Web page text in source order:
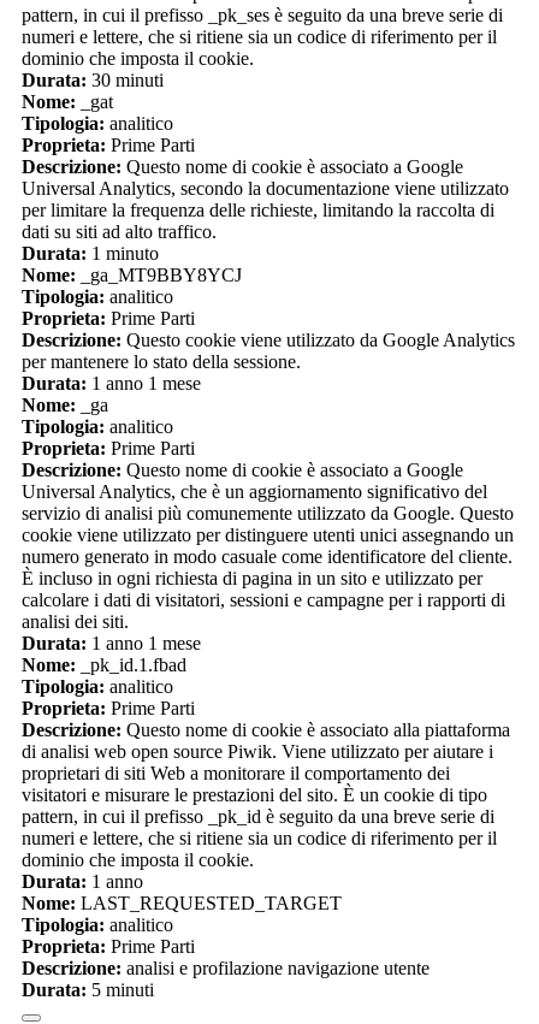
pattern, in cui il prefisso _pk_ses è seguito da una breve serie di
numeri e lettere, che si ritiene sia un codice di riferimento per il
dominio che imposta il cookie.
Durata: 30 minuti
Nome: _gat
Tipologia: analitico
Proprieta: Prime Parti
Descrizione: Questo nome di cookie è associato a Google
Universal Analytics, secondo la documentazione viene utilizzato
per limitare la frequenza delle richieste, limitando la raccolta di
dati su siti ad alto traffico.
Durata: 1 minuto
Nome: _ga_MT9BBY8YCJ
Tipologia: analitico
Proprieta: Prime Parti
Descrizione: Questo cookie viene utilizzato da Google Analytics
per mantenere lo stato della sessione.
Durata: 1 anno 1 mese
Nome: _ga
Tipologia: analitico
Proprieta: Prime Parti
Descrizione: Questo nome di cookie è associato a Google
Universal Analytics, che è un aggiornamento significativo del
servizio di analisi più comunemente utilizzato da Google. Questo
cookie viene utilizzato per distinguere utenti unici assegnando un
numero generato in modo casuale come identificatore del cliente.
È incluso in ogni richiesta di pagina in un sito e utilizzato per
calcolare i dati di visitatori, sessioni e campagne per i rapporti di
analisi dei siti.
Durata: 1 anno 1 mese
Nome: _pk_id.1.fbad
Tipologia: analitico
Proprieta: Prime Parti
Descrizione: Questo nome di cookie è associato alla piattaforma
di analisi web open source Piwik. Viene utilizzato per aiutare i
proprietari di siti Web a monitorare il comportamento dei
visitatori e misurare le prestazioni del sito. È un cookie di tipo
pattern, in cui il prefisso _pk_id è seguito da una breve serie di
numeri e lettere, che si ritiene sia un codice di riferimento per il
dominio che imposta il cookie.
Durata: 1 anno
Nome: LAST_REQUESTED_TARGET
Tipologia: analitico
Proprieta: Prime Parti
Descrizione: analisi e profilazione navigazione utente
Durata: 5 minuti